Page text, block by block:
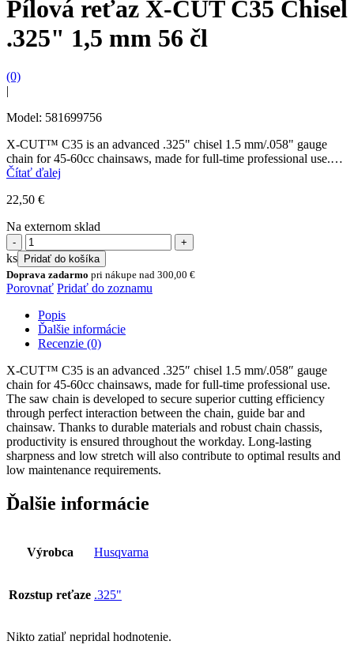
Pílová reťaz X-CUT C35 Chisel
.325" 1,5 mm 56 čl
(0)
|
Model: 581699756
X-CUT™ C35 is an advanced .325" chisel 1.5 mm/.058" gauge
chain for 45-60cc chainsaws, made for full-time professional use.
The saw chain is developed to...
Čítať ďalej
22,50 €
Na externom sklad
množstvo
Pílová
reťaz
X-
CUT
C35
Chisel
.325"
mm
56
čl
ks
Pridať do košíka
Doprava zadarmo pri nákupe nad 300,00 €
Porovnať Pridať do zoznamu
Popis
Ďalšie informácie
Recenzie (0)
X-CUT™ C35 is an advanced .325″ chisel 1.5 mm/.058″ gauge
chain for 45-60cc chainsaws, made for full-time professional use.
The saw chain is developed to secure superior cutting efficiency
through perfect interaction between the chain, guide bar and
chainsaw. Thanks to durable materials and robust chain chassis,
productivity is ensured throughout the workday. Long-lasting
sharpness and low stretch will also contribute to optimal results and
low maintenance requirements.
Ďalšie informácie
Výrobca Husqvarna
Rozstup reťaze .325"
Nikto zatiaľ nepridal hodnotenie.